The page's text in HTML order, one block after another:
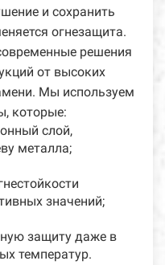
и сохранить
огнезащита.
решения
от высоких
Мы используем
которые:
слой,
металла;
значений;
защиту даже в
температур.